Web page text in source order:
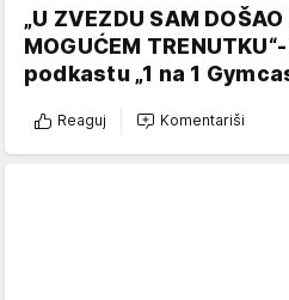
„U ZVEZDU SAM
MOGUĆEM
podkastu „1 na 1
Reaguj Komentariši